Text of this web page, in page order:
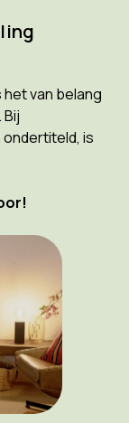
van belang
is